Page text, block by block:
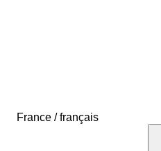
France / français